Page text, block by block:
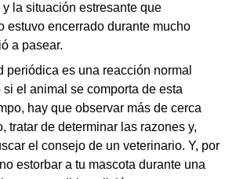
la situación estresante que
estuvo encerrado durante mucho
a pasear.
periódica es una reacción normal
el animal se comporta de esta
hay que observar más de cerca
tratar de determinar las razones y,
el consejo de un veterinario. Y, por
estorbar a tu mascota durante una